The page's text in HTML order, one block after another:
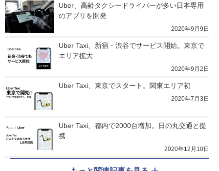
Uber、高齢タクシードライバーが多い日本専用
のアプリを開発
2020年9月9日
Uber Taxi、新宿・渋谷でサービス開始。東京で
エリア拡大
2020年9月2日
Uber Taxi、東京でスタート。関東エリア初
2020年7月3日
Uber Taxi、都内で2000台増加。日の丸交通と提
携
2020年12月10日